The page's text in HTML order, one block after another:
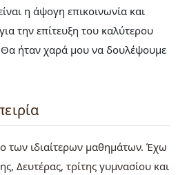
η άψογη επικοινωνία και
την επίτευξη του καλύτερου
ήταν χαρά μου να δουλέψουμε
των ιδιαίτερων μαθημάτων. Έχω
Δευτέρας, τρίτης γυμνασίου και